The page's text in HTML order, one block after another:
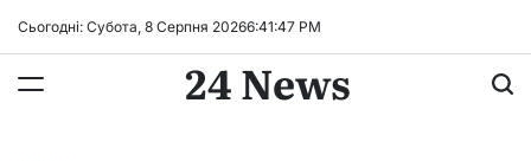
Сьогодні: Субота, 8 Серпня 20266:41:47 PM
24 News